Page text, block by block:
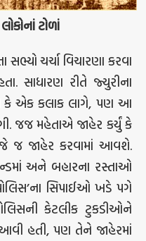
લોકોનાંટોળાં
ચર્ચા વિચારણા કરવા
સાધારણ રીતે જ્યુરીના
કે એક કલાક લાગે, પણ આ
જજ મહેતાએ જાહેર કર્યું કે
જ જાહેર કરવામાં આવશે.
અને બહારના રસ્તાઓ
સિપાઈઓ ખડે પગે
કેટલીક ટુકડીઓને
હતી, પણ તેને જાહેરમાં